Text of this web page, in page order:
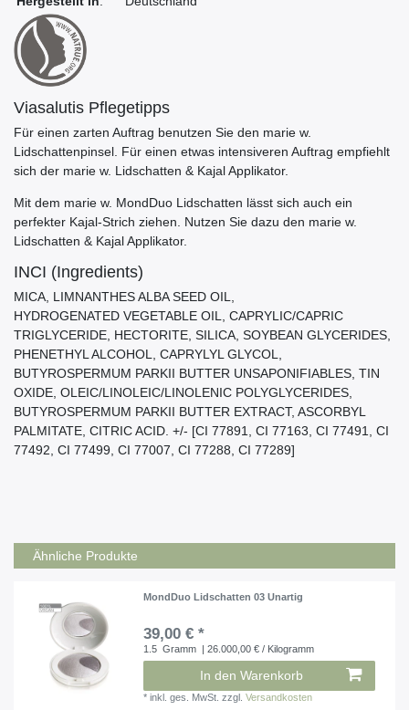
Viasalutis Pflegetipps
Für einen zarten Auftrag benutzen Sie den marie w.
Lidschattenpinsel. Für einen etwas intensiveren Auftrag empfiehlt
sich der marie w. Lidschatten & Kajal Applikator.
Mit dem marie w. MondDuo Lidschatten lässt sich auch ein
perfekter Kajal-Strich ziehen. Nutzen Sie dazu den marie w.
Lidschatten & Kajal Applikator.
INCI (Ingredients)
MICA, LIMNANTHES ALBA SEED OIL,
HYDROGENATED VEGETABLE OIL, CAPRYLIC/CAPRIC
TRIGLYCERIDE, HECTORITE, SILICA, SOYBEAN GLYCERIDES,
PHENETHYL ALCOHOL, CAPRYLYL GLYCOL,
BUTYROSPERMUM PARKII BUTTER UNSAPONIFIABLES, TIN
OXIDE, OLEIC/LINOLEIC/LINOLENIC POLYGLYCERIDES,
BUTYROSPERMUM PARKII BUTTER EXTRACT, ASCORBYL
PALMITATE, CITRIC ACID. +/- [CI 77891, CI 77163, CI 77491, CI
77492, CI 77499, CI 77007, CI 77288, CI 77289]
Ähnliche Produkte
MondDuo Lidschatten 03 Unartig
39,00 € *
1.5 Gramm | 26.000,00 € / Kilogramm
In den Warenkorb
*inkl. ges. MwSt. zzgl.Versandkosten